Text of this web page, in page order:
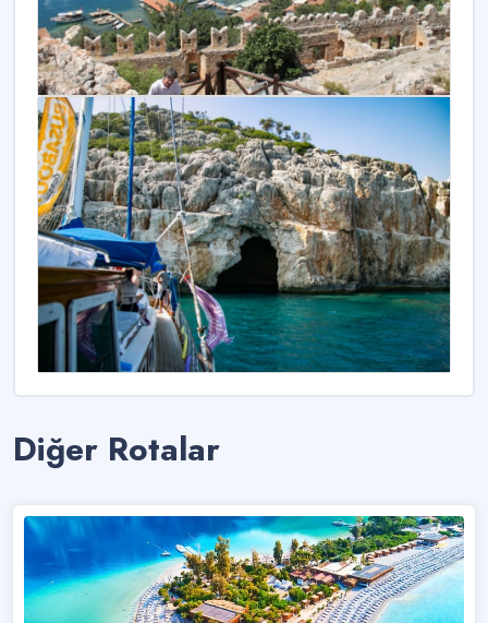
Diğer Rotalar